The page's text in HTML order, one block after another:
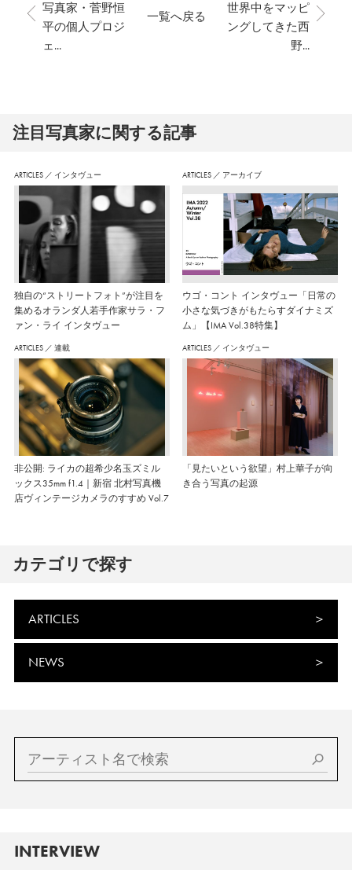
写真家・菅野恒
平の個人プロジ
ェ...
世界中をマッピ
ングしてきた西
野...
一覧へ戻る
注⽬写真家に関する記事
ARTICLES ／ インタヴュー
独自の“ストリートフォト”が注目を
集めるオランダ人若手作家サラ・フ
ァン・ライ インタヴュー
ARTICLES ／ アーカイブ
ウゴ・コント インタヴュー「日常の
小さな気づきがもたらすダイナミズ
ム」【IMA Vol.38特集】
ARTICLES ／ 連載
非公開: ライカの超希少名玉ズミル
ックス35mm f1.4｜新宿 北村写真機
店ヴィンテージカメラのすすめ Vol.7
ARTICLES ／ インタヴュー
「見たいという欲望」村上華子が向
き合う写真の起源
カテゴリで探す
ARTICLES
NEWS
INTERVIEW